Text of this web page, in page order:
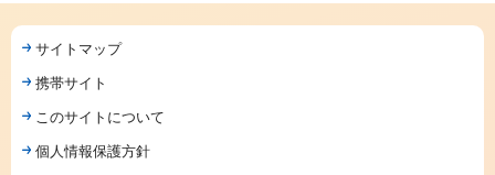
サイトマップ
携帯サイト
このサイトについて
個人情報保護方針